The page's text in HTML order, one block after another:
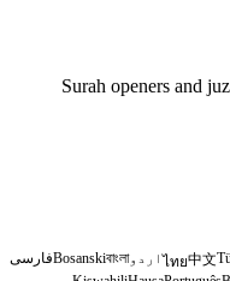
Surah openers and
中文
ไทยاردوবাংলা
Bosanskiفارسی